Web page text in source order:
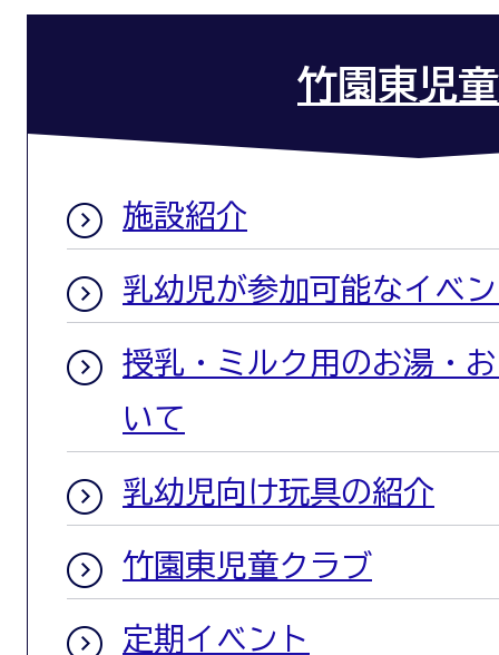
竹園東児
施設紹介
乳幼児が参加可能なイベ
授乳・ミルク用のお湯・
いて
乳幼児向け玩具の紹介
竹園東児童クラブ
定期イベント